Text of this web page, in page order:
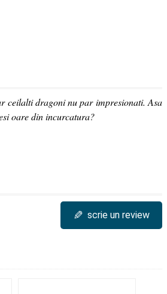
ceilalti dragoni nu par impresionati. Asa
oare din incurcatura?
✎ scrie un review